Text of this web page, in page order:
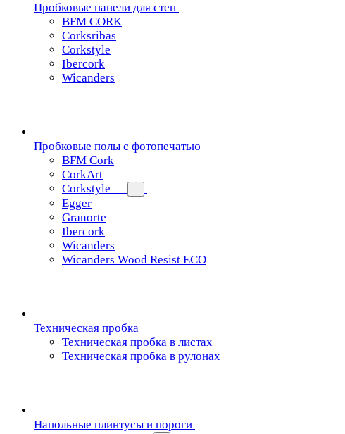
Пробковые панели для стен
BFM CORK
Corksribas
Corkstyle
Ibercork
Wicanders
Пробковые полы с фотопечатью
BFM Cork
CorkArt
Corkstyle
Egger
Granorte
Ibercork
Wicanders
Wicanders Wood Resist ECO
Техническая пробка
Техническая пробка в листах
Техническая пробка в рулонах
Напольные плинтусы и пороги